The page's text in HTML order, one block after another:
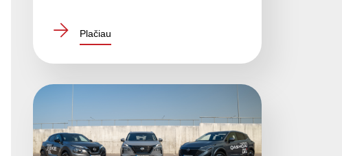
Plačiau